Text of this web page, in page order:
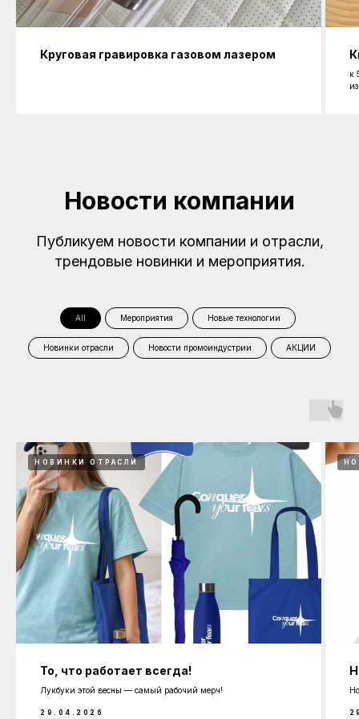
Круговая гравировка газовом лазером
к
Новости компании
Публикуем новости компании и отрасли,
трендовые новинки и мероприятия.
All Мероприятия Новые технологии
Новинки отрасли Новости промоиндустрии АКЦИИ
НОВИНКИ ОТРАСЛИ
То, что работает всегда!
Лукбуки этой весны — самый рабочий мерч!
29.04.2026